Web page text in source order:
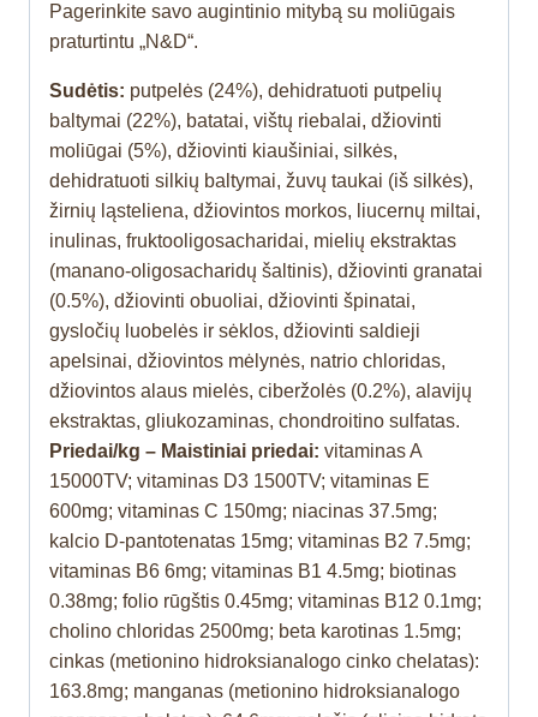
Pagerinkite savo augintinio mitybą su moliūgais
praturtintu „N&D“.
Sudėtis: putpelės (24%), dehidratuoti putpelių
baltymai (22%), batatai, vištų riebalai, džiovinti
moliūgai (5%), džiovinti kiaušiniai, silkės,
dehidratuoti silkių baltymai, žuvų taukai (iš silkės),
žirnių ląsteliena, džiovintos morkos, liucernų miltai,
inulinas, fruktooligosacharidai, mielių ekstraktas
(manano-oligosacharidų šaltinis), džiovinti granatai
(0.5%), džiovinti obuoliai, džiovinti špinatai,
gysločių luobelės ir sėklos, džiovinti saldieji
apelsinai, džiovintos mėlynės, natrio chloridas,
džiovintos alaus mielės, ciberžolės (0.2%), alavijų
ekstraktas, gliukozaminas, chondroitino sulfatas.
Priedai/kg – Maistiniai priedai: vitaminas A
15000TV; vitaminas D3 1500TV; vitaminas E
600mg; vitaminas C 150mg; niacinas 37.5mg;
kalcio D-pantotenatas 15mg; vitaminas B2 7.5mg;
vitaminas B6 6mg; vitaminas B1 4.5mg; biotinas
0.38mg; folio rūgštis 0.45mg; vitaminas B12 0.1mg;
cholino chloridas 2500mg; beta karotinas 1.5mg;
cinkas (metionino hidroksianalogo cinko chelatas):
163.8mg; manganas (metionino hidroksianalogo